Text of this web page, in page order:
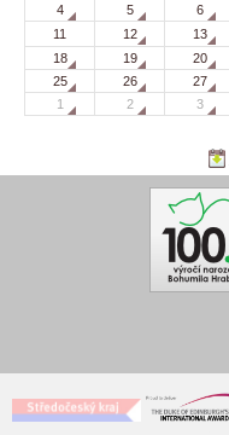
4
5 6
11
12 13
18
19 20
25
26 27
1
2 3